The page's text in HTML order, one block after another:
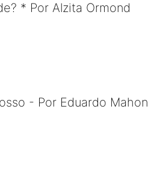
* Por Alzita Ormond
- Por Eduardo Mahon